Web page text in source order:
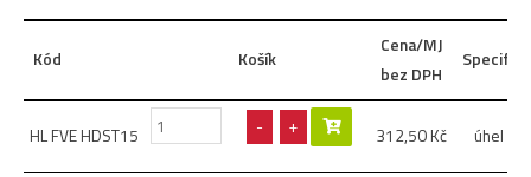
Kód Košík
Cena/MJ
bez DPH
HL FVE HDST15 - + 312,50 Kč úhel